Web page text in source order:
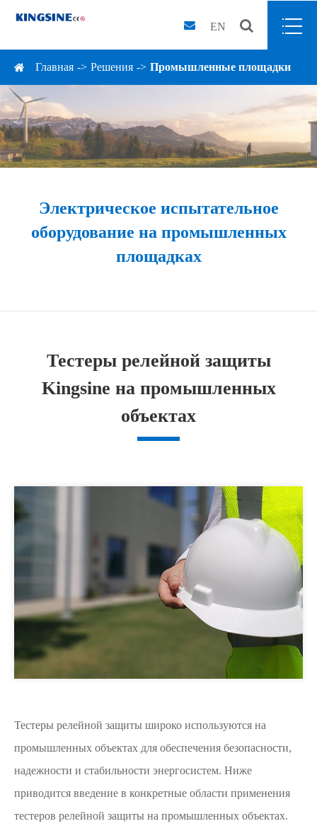
EN
Главная Решения Промышленные площадки
Электрическое испытательное
оборудование на промышленных
площадках
Тестеры релейной защиты
Kingsine на промышленных
объектах
Тестеры релейной защиты широко используются на
промышленных объектах для обеспечения безопасности,
надежности и стабильности энергосистем. Ниже
приводится введение в конкретные области применения
тестеров релейной защиты на промышленных объектах.